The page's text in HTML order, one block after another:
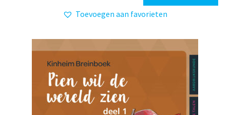
Toevoegen aan favorieten